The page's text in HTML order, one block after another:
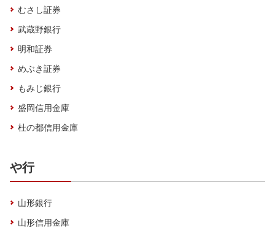
むさし証券
武蔵野銀行
明和証券
めぶき証券
もみじ銀行
盛岡信用金庫
杜の都信用金庫
や行
山形銀行
山形信用金庫